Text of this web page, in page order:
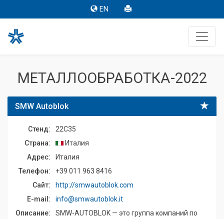
EN
МЕТАЛЛООБРАБОТКА-2022
SMW Autoblok
Стенд:
22C35
Страна:
Италия
Адрес:
Италия
Телефон:
+39 011 963 8416
Сайт:
http://smwautoblok.com
E-mail:
info@smwautoblok.it
Описание:
SMW-AUTOBLOK — это группа компаний по